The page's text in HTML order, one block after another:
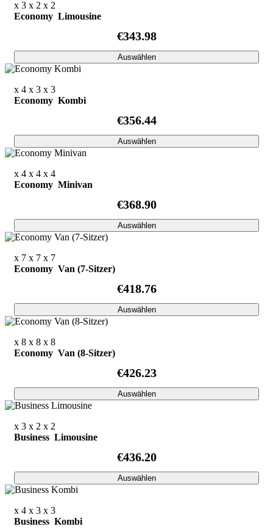
x 3 x 2 x 2
Economy Limousine
€343.98
Auswählen
x 4 x 3 x 3
Economy Kombi
€356.44
Auswählen
x 4 x 4 x 4
Economy Minivan
€368.90
Auswählen
x 7 x 7 x 7
Economy Van (7-Sitzer)
€418.76
Auswählen
x 8 x 8 x 8
Economy Van (8-Sitzer)
€426.23
Auswählen
x 3 x 2 x 2
Business Limousine
€436.20
Auswählen
x 4 x 3 x 3
Business Kombi